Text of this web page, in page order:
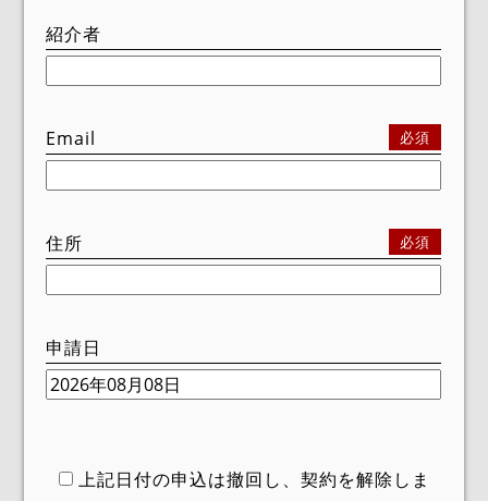
紹介者
Email 必須
住所 必須
申請日
上記日付の申込は撤回し、契約を解除しま